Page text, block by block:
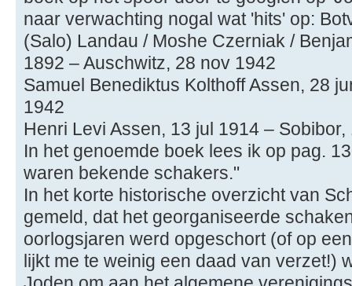
naar verwachting nogal wat 'hits' op:
(Salo) Landau / Moshe Czerniak /
1892 – Auschwitz, 28 nov 1942
Samuel Benediktus Kolthoff Assen, 28
1942
Henri Levi Assen, 13 jul 1914 – Sobibor,
In het genoemde boek lees ik op pag.
waren bekende schakers."
In het korte historische overzicht van
gemeld, dat het georganiseerde
oorlogsjaren werd opgeschort (of op
lijkt me te weinig een daad van verzet!)